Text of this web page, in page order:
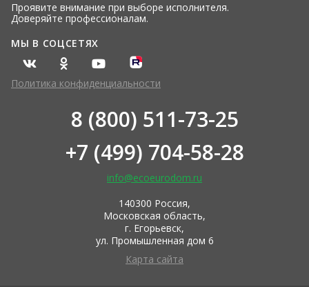
Проявите внимание при выборе исполнителя.
Доверяйте профессионалам.
МЫ В СОЦСЕТЯХ
Политика конфиденциальности
8 (800) 511-73-25
+7 (499) 704-58-28
info@ecoeurodom.ru
140300 Россия,
Московская область,
г. Егорьевск,
ул. Промышленная дом 6
Карта сайта